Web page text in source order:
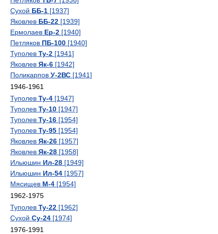
Сухой ББ-1 [1937]
Яковлев ББ-22 [1939]
Ермолаев Ер-2 [1940]
Петляков ПБ-100 [1940]
Туполев Ту-2 [1941]
Яковлев Як-6 [1942]
Поликарпов У-2ВС [1941]
1946-1961
Туполев Ту-4 [1947]
Туполев Ту-10 [1947]
Туполев Ту-16 [1954]
Туполев Ту-95 [1954]
Яковлев Як-26 [1957]
Яковлев Як-28 [1958]
Ильюшин Ил-28 [1949]
Ильюшин Ил-54 [1957]
Мясищев М-4 [1954]
1962-1975
Туполев Ту-22 [1962]
Сухой Су-24 [1974]
1976-1991